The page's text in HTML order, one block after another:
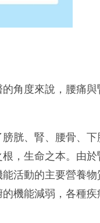
角度來說，腰痛與
胱、腎、腰骨、
，生命之本。由
活動的主要營養
機能減弱，各種